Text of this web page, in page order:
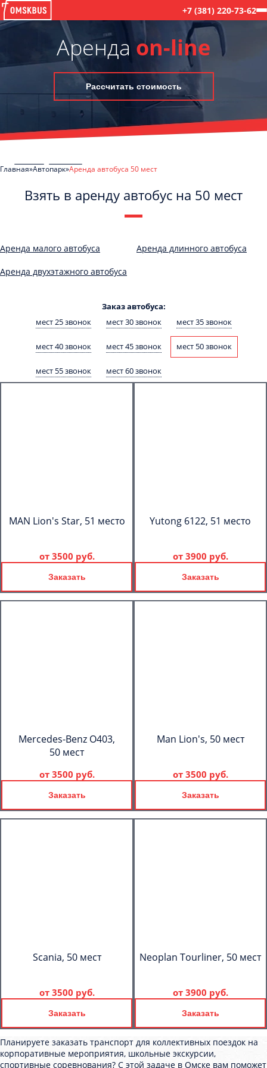
+7 (381) 220-73-62
Аренда on-line
Рассчитать стоимость
Главная Автопарк Аренда автобуса 50 мест
Взять в аренду автобус на 50 мест
Аренда малого автобуса Аренда длинного автобуса
Аренда двухэтажного автобуса
Заказ автобуса:
мест 25 звонок
мест 30 звонок мест 35 звонок
мест 40 звонок мест 45 звонок мест 50 звонок
мест 55 звонок мест 60 звонок
MAN Lion's Star, 51 место
от 3500 руб.
Заказать
Yutong 6122, 51 место
от 3900 руб.
Заказать
Mercedes-Benz О403,
50 мест
от 3500 руб.
Заказать
Man Lion's, 50 мест
от 3500 руб.
Заказать
Scania, 50 мест
от 3500 руб.
Заказать
Neoplan Tourliner, 50 мест
от 3900 руб.
Заказать
Планируете заказать транспорт для коллективных поездок на
корпоративные мероприятия, школьные экскурсии,
спортивные соревнования? С этой задаче в Омске вам поможет
обработку моих Персональных данных